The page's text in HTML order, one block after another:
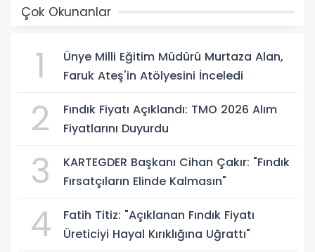
Çok Okunanlar
1
Ünye Milli Eğitim Müdürü Murtaza Alan,
Faruk Ateş'in Atölyesini İnceledi
2
Fındık Fiyatı Açıklandı: TMO 2026 Alım
Fiyatlarını Duyurdu
3
KARTEGDER Başkanı Cihan Çakır: "Fındık
Fırsatçıların Elinde Kalmasın"
4
Fatih Titiz: "Açıklanan Fındık Fiyatı
Üreticiyi Hayal Kırıklığına Uğrattı"